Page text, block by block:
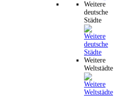
Weitere
deutsche
Städte
Weitere
Weltstädte